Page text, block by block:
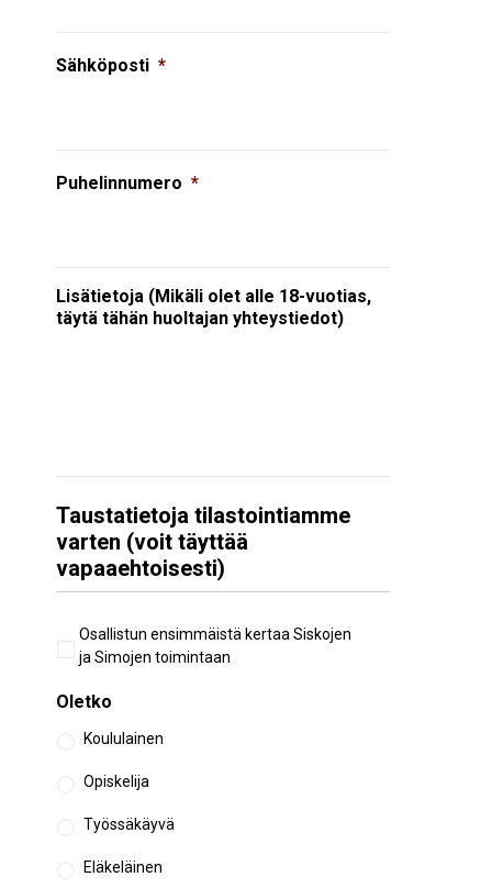
Sähköposti *
Puhelinnumero *
Lisätietoja (Mikäli olet alle 18-vuotias,
täytä tähän huoltajan yhteystiedot)
Taustatietoja tilastointiamme
varten (voit täyttää
vapaaehtoisesti)
Aiempi
osallistuminen
Osallistun ensimmäistä kertaa Siskojen
ja Simojen toimintaan
Oletko
Koululainen
Opiskelija
Työssäkäyvä
Eläkeläinen